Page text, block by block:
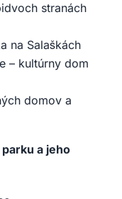
stranách
na Salaškách
– kultúrny dom
domov a
a jeho